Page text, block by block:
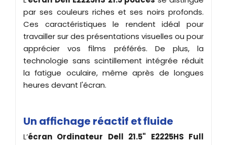
par ses couleurs riches et ses noirs profonds.
Ces caractéristiques le rendent idéal pour
travailler sur des présentations visuelles ou pour
apprécier vos films préférés. De plus, la
technologie sans scintillement intégrée réduit
la fatigue oculaire, même après de longues
heures devant l'écran.
Un affichage réactif et fluide
L’écran Ordinateur Dell 21.5" E2225HS Full